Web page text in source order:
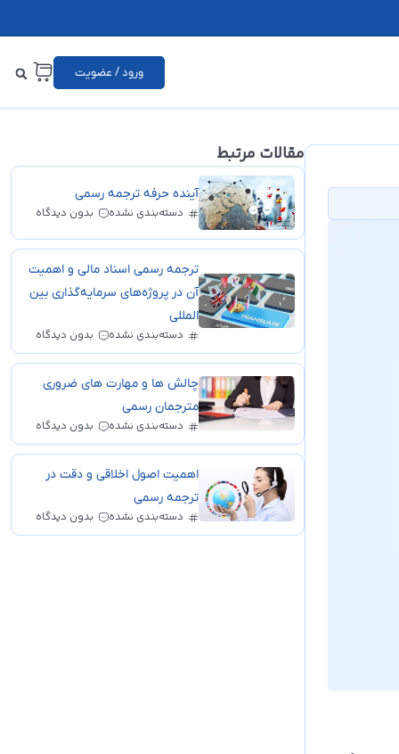
ورود / عضویت
مقالات مرتبط
آینده حرفه ترجمه رسمی
دسته‌بندی نشده
بدون دیدگاه
ترجمه رسمی اسناد مالی و اهمیت
آن در پروژه‌های سرمایه‌گذاری بین
المللی
دسته‌بندی نشده
بدون دیدگاه
چالش ها و مهارت های ضروری
مترجمان رسمی
دسته‌بندی نشده
بدون دیدگاه
اهمیت اصول اخلاقی و دقت در
ترجمه رسمی
دسته‌بندی نشده
بدون دیدگاه